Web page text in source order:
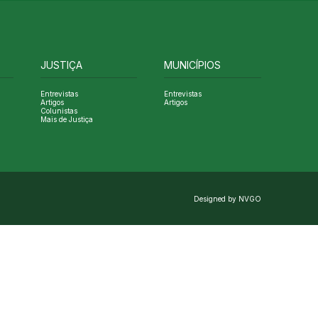
JUSTIÇA
Entrevistas
Artigos
Colunistas
Mais de Justiça
MUNICÍPIOS
Entrevistas
Artigos
Designed by NVGO